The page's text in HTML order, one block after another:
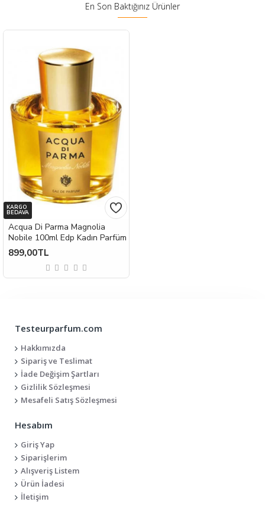
En Son Baktığınız Ürünler
KARGO
BEDAVA
Acqua Di Parma Magnolia
Nobile 100ml Edp Kadın Parfüm
899,00TL
Testeurparfum.com
Hakkımızda
Sipariş ve Teslimat
İade Değişim Şartları
Gizlilik Sözleşmesi
Mesafeli Satış Sözleşmesi
Hesabım
Giriş Yap
Siparişlerim
Alışveriş Listem
Ürün İadesi
İletişim